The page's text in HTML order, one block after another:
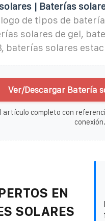
| Baterías
de tipos de
solares de gel,
baterías solares
Ver/Descargar Batería
artículo completo con
conexión.
EN
SOLARES